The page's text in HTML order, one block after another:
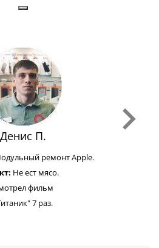
Денис П.
ремонт Apple.
Не ест мясо.
фильм
7 раз.